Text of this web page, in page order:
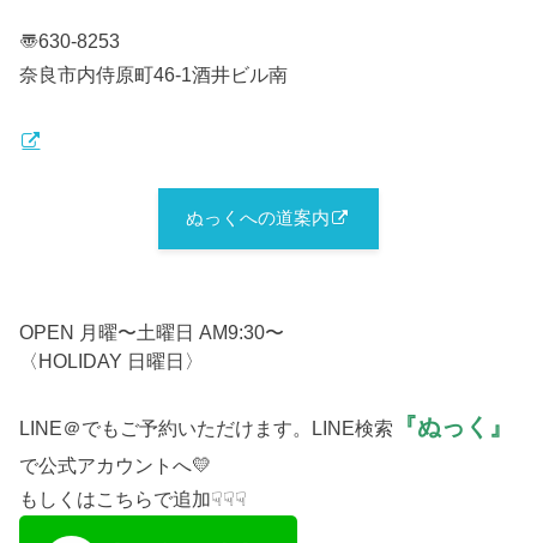
〠630-8253
奈良市内侍原町46-1酒井ビル南
ぬっくへの道案内
OPEN 月曜〜土曜日 AM9:30〜
〈HOLIDAY 日曜日〉
LINE＠でもご予約いただけます。LINE検索 『ぬっく』
で公式アカウントへ💛
もしくはこちらで追加☟☟☟